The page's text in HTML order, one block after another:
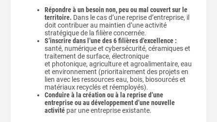
Répondre à un besoin non, peu ou mal couvert sur le
territoire. Dans le cas d’une reprise d’entreprise, il
doit contribuer au maintien d’une activité
stratégique de la filière concernée.
S’inscrire dans l’une des 6 filières d’excellence :
santé, numérique et cybersécurité, céramiques et
traitement de surface, électronique
et photonique, agriculture et agroalimentaire, eau
et environnement (prioritairement des projets en
lien avec les ressources eau, bois, biosourcés et
matériaux recyclés et réemployés).
Conduire à la création ou à la reprise d’une
entreprise ou au développement d’une nouvelle
activité par une entreprise existante.